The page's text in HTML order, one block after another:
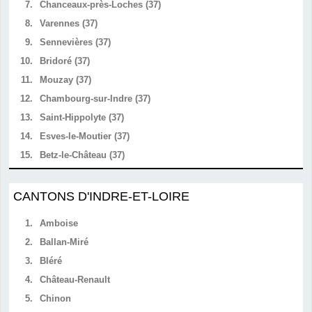
7.
Chanceaux-près-Loches (37)
8.
Varennes (37)
9.
Sennevières (37)
10.
Bridoré (37)
11.
Mouzay (37)
12.
Chambourg-sur-Indre (37)
13.
Saint-Hippolyte (37)
14.
Esves-le-Moutier (37)
15.
Betz-le-Château (37)
CANTONS D'INDRE-ET-LOIRE
1.
Amboise
2.
Ballan-Miré
3.
Bléré
4.
Château-Renault
5.
Chinon